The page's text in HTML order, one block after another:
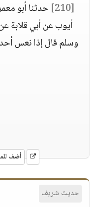
[210]
حدثنا أبو
أيوب عن أبي قلابة
وسلم قال إذا نعس
أضف
حديث شريف